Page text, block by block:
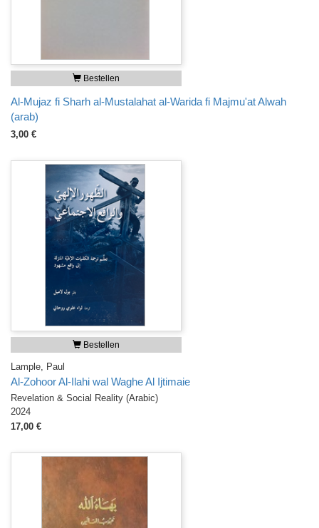
Bestellen
Al-Mujaz fi Sharh al-Mustalahat al-Warida fi Majmu'at Alwah
(arab)
3,00 €
Bestellen
Lample, Paul
Al-Zohoor Al-Ilahi wal Waghe Al Ijtimaie
Revelation & Social Reality (Arabic)
2024
17,00 €